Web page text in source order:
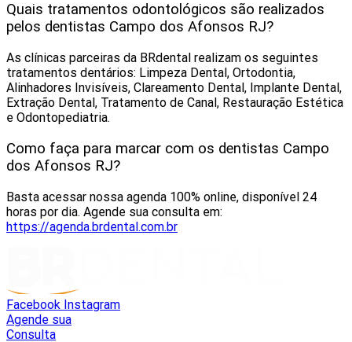
Quais tratamentos odontológicos são realizados
pelos dentistas Campo dos Afonsos RJ?
As clínicas parceiras da BRdental realizam os seguintes
tratamentos dentários: Limpeza Dental, Ortodontia,
Alinhadores Invisíveis, Clareamento Dental, Implante Dental,
Extração Dental, Tratamento de Canal, Restauração Estética
e Odontopediatria.
Como faça para marcar com os dentistas Campo
dos Afonsos RJ?
Basta acessar nossa agenda 100% online, disponível 24
horas por dia. Agende sua consulta em:
https://agenda.brdental.com.br
Facebook Instagram
Agende sua
Consulta